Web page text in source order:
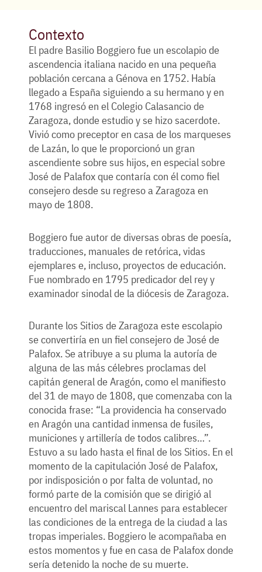
Contexto
El padre Basilio Boggiero fue un escolapio de
ascendencia italiana nacido en una pequeña
población cercana a Génova en 1752. Había
llegado a España siguiendo a su hermano y en
1768 ingresó en el Colegio Calasancio de
Zaragoza, donde estudio y se hizo sacerdote.
Vivió como preceptor en casa de los marqueses
de Lazán, lo que le proporcionó un gran
ascendiente sobre sus hijos, en especial sobre
José de Palafox que contaría con él como fiel
consejero desde su regreso a Zaragoza en
mayo de 1808.
Boggiero fue autor de diversas obras de poesía,
traducciones, manuales de retórica, vidas
ejemplares e, incluso, proyectos de educación.
Fue nombrado en 1795 predicador del rey y
examinador sinodal de la diócesis de Zaragoza.
Durante los Sitios de Zaragoza este escolapio
se convertiría en un fiel consejero de José de
Palafox. Se atribuye a su pluma la autoría de
alguna de las más célebres proclamas del
capitán general de Aragón, como el manifiesto
del 31 de mayo de 1808, que comenzaba con la
conocida frase: “La providencia ha conservado
en Aragón una cantidad inmensa de fusiles,
municiones y artillería de todos calibres…”.
Estuvo a su lado hasta el final de los Sitios. En el
momento de la capitulación José de Palafox,
por indisposición o por falta de voluntad, no
formó parte de la comisión que se dirigió al
encuentro del mariscal Lannes para establecer
las condiciones de la entrega de la ciudad a las
tropas imperiales. Boggiero le acompañaba en
estos momentos y fue en casa de Palafox donde
sería detenido la noche de su muerte.